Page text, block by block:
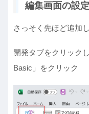
編集画面の設定
さっそく先ほど追加
開発タブをクリック
Basic」をクリック